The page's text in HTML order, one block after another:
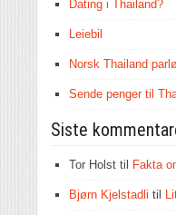
Dating i Thailand?
Leiebil
Norsk Thailand
Sende penger til
Siste
Tor Holst til Fakta
Bjørn Kjelstadli til